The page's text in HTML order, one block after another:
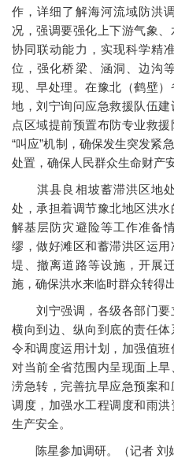
作，详细了解海河流域防洪
况，强调要强化上下游气象
协同联动能力，实现科学精
位，强化桥梁、涵洞、边沟
现、早处理。在豫北（鹤壁
地，刘宁询问应急救援队伍
点区域提前预置布防专业救
“叫应”机制，确保发生突发紧
处置，确保人民群众生命财产安
淇县良相坡蓄滞洪区地处
处，承担着调节豫北地区洪
解基层防灾避险等工作准备
缪，做好滩区和蓄滞洪区运
堤、撤离道路等设施，开展
施，确保洪水来临时群众转得
刘宁强调，各级各部门要
横向到边、纵向到底的责任
令和调度运用计划，加强值
对当前全省范围内呈现面上
涝急转，完善抗旱应急预案
调度，加强水工程调度和雨
生产安全。
陈星参加调研。
（记者 刘